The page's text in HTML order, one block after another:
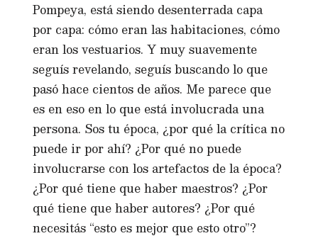
Pompeya, está siendo desenterrada capa
por capa: cómo eran las habitaciones, cómo
eran los vestuarios. Y muy suavemente
seguís revelando, seguís buscando lo que
pasó hace cientos de años. Me parece que
es en eso en lo que está involucrada una
persona. Sos tu época, ¿por qué la crítica no
puede ir por ahí? ¿Por qué no puede
involucrarse con los artefactos de la época?
¿Por qué tiene que haber maestros? ¿Por
qué tiene que haber autores? ¿Por qué
necesitás “esto es mejor que esto otro”?